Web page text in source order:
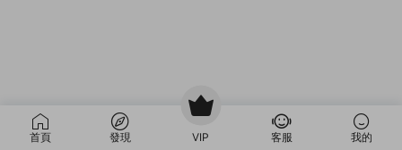
首頁 發現 VIP 客服 我的